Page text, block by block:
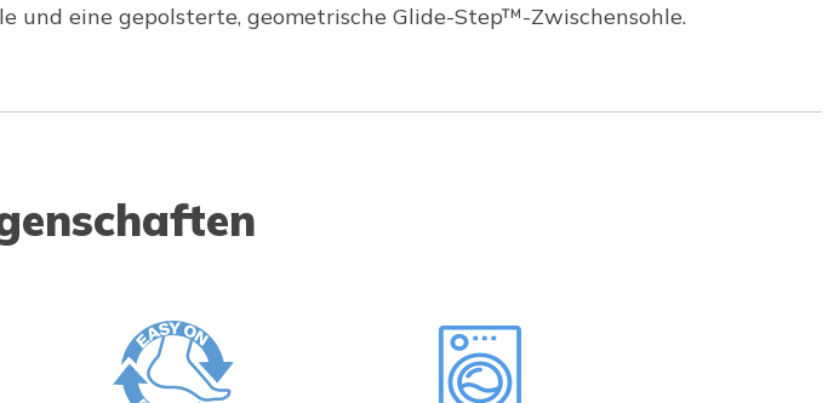
und eine gepolsterte, geometrische Glide-Step™-Zwischensohle.